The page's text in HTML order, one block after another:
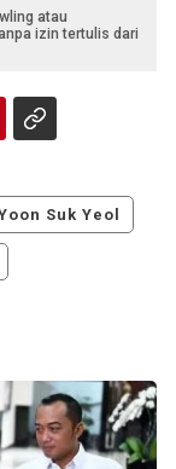
atau
izin tertulis dari
Suk Yeol